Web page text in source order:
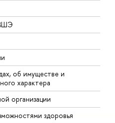
об имуществе и
характера
организации
здоровья